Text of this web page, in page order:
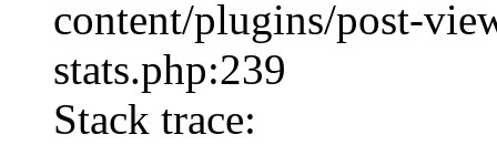
content/plugins/post-
stats.php:239
Stack trace: